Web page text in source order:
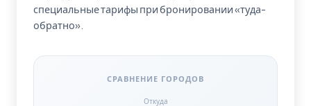
специальные тарифы при бронировании «туда-
обратно».
СРАВНЕНИЕ ГОРОДОВ
Откуда